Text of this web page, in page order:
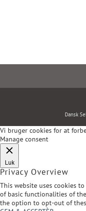
Dansk
Vi bruger cookies for at
Manage consent
Luk
Privacy Overview
This website uses cookies
of basic functionalities of
the option to opt-out of